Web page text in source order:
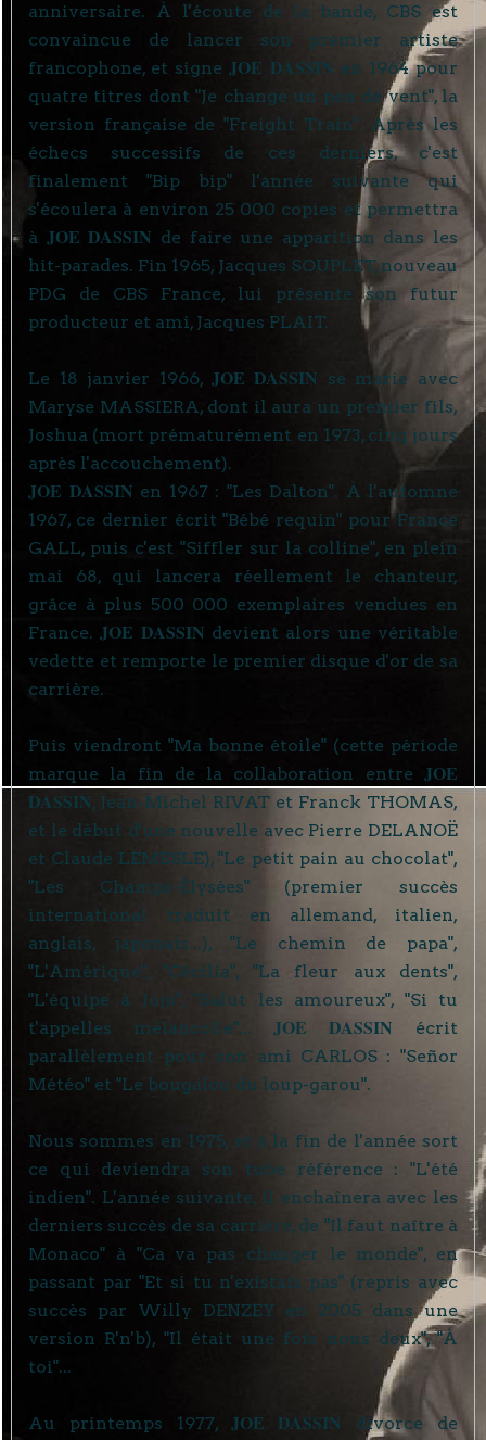
anniversaire. À l'écoute de la bande, CBS est
convaincue de lancer son premier artiste
francophone, et signeJOE DASSIN en 1964 pour
quatre titres dont "Je change un peu de vent", la
version française de "Freight Train". Après les
échecs successifs de ces derniers, c'est
finalement "Bip bip" l'année suivante qui
s'écoulera à environ 25 000 copies et permettra
à JOE DASSIN de faire une apparition dans les
hit-parades. Fin 1965, Jacques SOUPLET, nouveau
PDG de CBS France, lui présente son futur
producteur et ami, Jacques PLAIT.
Le 18 janvier 1966, JOE DASSIN se marie avec
Maryse MASSIERA, dont il aura un premier fils,
Joshua (mort prématurément en 1973, cinq jours
après l'accouchement).
JOE DASSIN en 1967 : "Les Dalton". À l'automne
1967, ce dernier écrit "Bébé requin" pour France
GALL, puis c'est "Siffler sur la colline", en plein
mai 68, qui lancera réellement le chanteur,
grâce à plus 500 000 exemplaires vendues en
France.JOE DASSIN devient alors une véritable
vedette et remporte le premier disque d'or de sa
carrière.
Puis viendront "Ma bonne étoile" (cette période
marque la fin de la collaboration entre JOE
DASSIN, Jean-Michel RIVAT et Franck THOMAS,
et le début d'une nouvelle avec Pierre DELANOË
et Claude LEMESLE), "Le petit pain au chocolat",
"Les Champs-Élysées" (premier succès
international traduit en allemand, italien,
anglais, japonais...), "Le chemin de papa",
"L'Amérique", "Cécilia", "La fleur aux dents",
"L'équipe à Jojo", "Salut les amoureux", "Si tu
t'appelles mélancolie"... JOE DASSIN
écrit
parallèlement pour son ami CARLOS : "Señor
Météo" et "Le bougalou du loup-garou".
Nous sommes en 1975, et à la fin de l'année sort
ce qui deviendra son tube référence : "L'été
indien". L'année suivante, il enchaînera avec les
derniers succès de sa carrière, de "Il faut naître à
Monaco" à "Ca va pas changer le monde", en
passant par "Et si tu n'existais pas" (repris avec
succès par Willy DENZEY en 2005 dans une
version R'n'b), "Il était une fois nous deux", "À
toi"...
Au printemps 1977, JOE DASSIN divorce de